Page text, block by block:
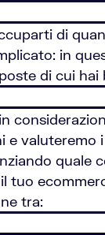
di
in
di cui hai
e valuteremo
quale
tuo
tra: